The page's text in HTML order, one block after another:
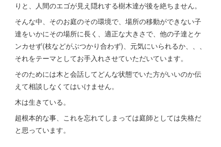
りと、人間のエゴが見え隠れする樹木達が後を絶ちません。
そんな中、そのお庭のその環境で、場所の移動ができない子
達をいかにその場所に長く、適正な大きさで、他の子達とケ
ンカせず(枝などがぶつかり合わず)、元気にいられるか、、、
それをテーマとしてお手入れさせていただいています。
そのためには木と会話してどんな状態でいた方がいいのか伝
えて相談しなくてはいけません。
木は生きている。
超根本的な事、これを忘れてしまっては庭師としては失格だ
と思っています。